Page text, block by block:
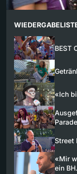
BEST
«Ich
Street
«Mir
ein